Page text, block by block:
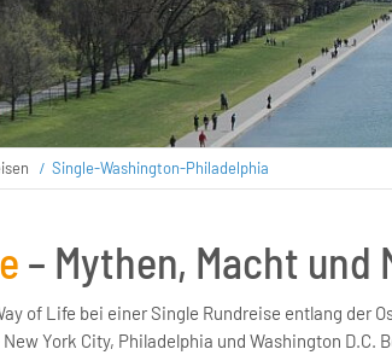
Single-Washington-Philadelphia
– Mythen, Macht und
of Life bei einer Single Rundreise entlang der
York City, Philadelphia und Washington D.C.